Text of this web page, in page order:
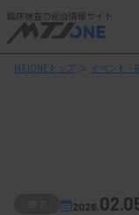
臨床検査の総合情報サイト
MTJONEトップ ＞ イベント・
2026.